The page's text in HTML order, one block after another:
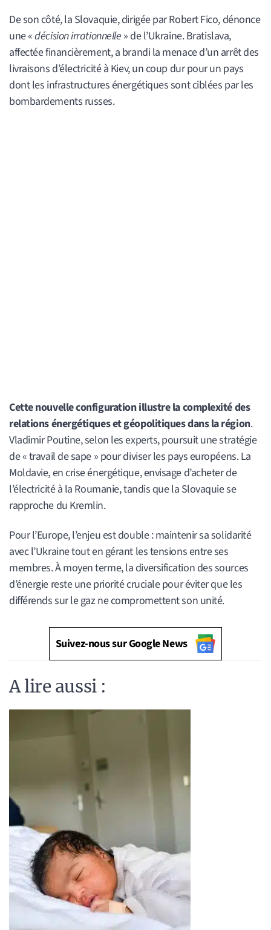
De son côté, la Slovaquie, dirigée par Robert Fico, dénonce
une «décision irrationnelle » de l’Ukraine. Bratislava,
affectée financièrement, a brandi la menace d’un arrêt des
livraisons d’électricité à Kiev, un coup dur pour un pays
dont les infrastructures énergétiques sont ciblées par les
bombardements russes.
Cette nouvelle configuration illustre la complexité des
relations énergétiques et géopolitiques dans la région.
Vladimir Poutine, selon les experts, poursuit une stratégie
de « travail de sape » pour diviser les pays européens. La
Moldavie, en crise énergétique, envisage d’acheter de
l’électricité à la Roumanie, tandis que la Slovaquie se
rapproche du Kremlin.
Pour l’Europe, l’enjeu est double : maintenir sa solidarité
avec l’Ukraine tout en gérant les tensions entre ses
membres. À moyen terme, la diversification des sources
d’énergie reste une priorité cruciale pour éviter que les
différends sur le gaz ne compromettent son unité.
Suivez-nous sur Google News
A lire aussi :